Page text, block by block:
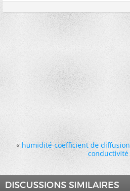
« humidité-coefficient de diffusion
conductivité
DISCUSSIONS SIMILAIRES